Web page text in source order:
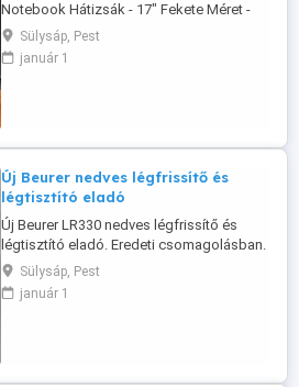
Notebook Hátizsák - 17" Fekete Méret -
40x35x12 cm Állítható hevederek, fekete-
sötétszürke kivitel. Esetleg átvehető
Budapesten is, egyeztetett helyszínen. 20-
Sülysáp, Pest
január 1
Új Beurer nedves légfrissítő és
légtisztító eladó
Új Beurer LR330 nedves légfrissítő és
légtisztító eladó. Eredeti csomagolásban.
Magyar nyelvű használati útmutató
mellékelve. Ingyenesen átvehető
egyeztetett budapesti helyszínen. -
Sülysáp, Pest
január 1